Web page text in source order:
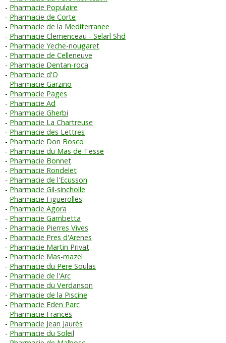
Pharmacie Populaire
Pharmacie de Corte
Pharmacie de la Mediterranee
Pharmacie Clemenceau - Selarl Shd
Pharmacie Yeche-nougaret
Pharmacie de Celleneuve
Pharmacie Dentan-roca
Pharmacie d'O
Pharmacie Garzino
Pharmacie Pages
Pharmacie Ad
Pharmacie Gherbi
Pharmacie La Chartreuse
Pharmacie des Lettres
Pharmacie Don Bosco
Pharmacie du Mas de Tesse
Pharmacie Bonnet
Pharmacie Rondelet
Pharmacie de l'Ecusson
Pharmacie Gil-sincholle
Pharmacie Figuerolles
Pharmacie Agora
Pharmacie Gambetta
Pharmacie Pierres Vives
Pharmacie Pres d'Arenes
Pharmacie Martin Privat
Pharmacie Mas-mazel
Pharmacie du Pere Soulas
Pharmacie de l'Arc
Pharmacie du Verdanson
Pharmacie de la Piscine
Pharmacie Eden Parc
Pharmacie Frances
Pharmacie Jean Jaurès
Pharmacie du Soleil